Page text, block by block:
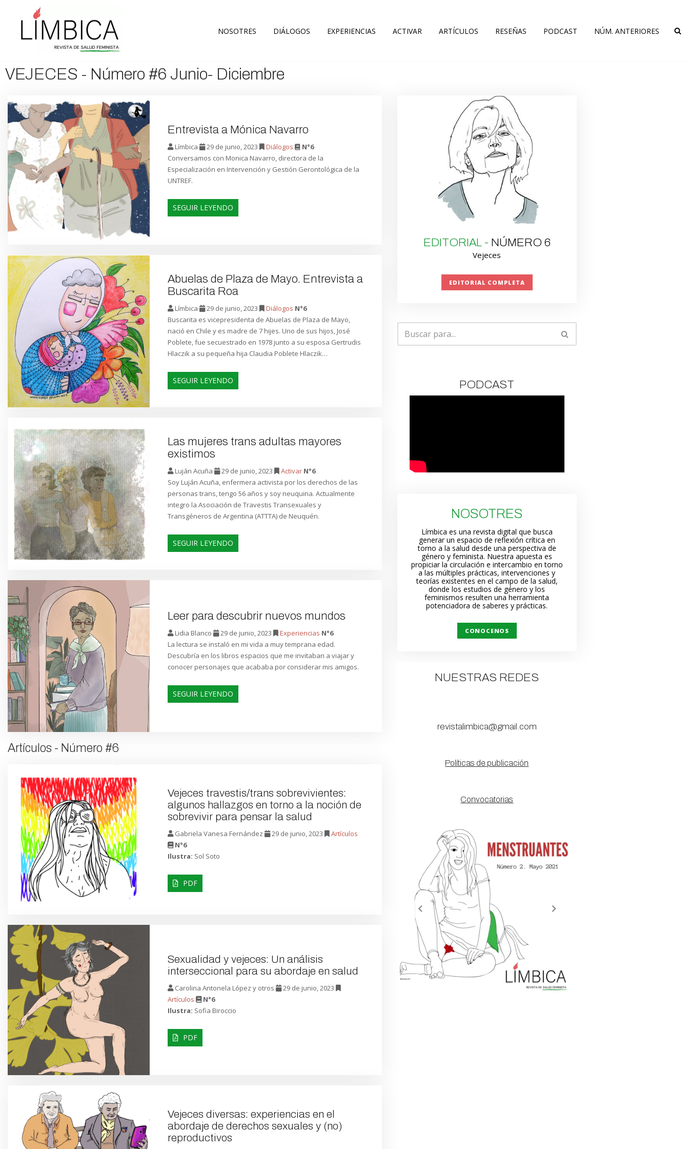
NOSOTRES DIÁLOGOS EXPERIENCIAS ACTIVAR ARTÍCULOS RESEÑAS PODCAST NÚM. ANTERIORES
VEJECES - Número #6 Junio- Diciembre
Entrevista a Mónica Navarro
Límbica 29 de junio, 2023 Diálogos
N°6
Conversamos con Monica Navarro, directora de la
Especialización en Intervención y Gestión Gerontológica de la
UNTREF.
SEGUIR LEYENDO
Abuelas de Plaza de Mayo. Entrevista a
Buscarita Roa
Límbica 29 de junio, 2023 Diálogos N°6
Buscarita es vicepresidenta de Abuelas de Plaza de Mayo,
nació en Chile y es madre de 7 hijes. Uno de sus hijos, José
Poblete, fue secuestrado en 1978 junto a su esposa Gertrudis
Hlaczik a su pequeña hija Claudia Poblete Hlaczik…
SEGUIR LEYENDO
Las mujeres trans adultas mayores
existimos
Luján Acuña 29 de junio, 2023 Activar N°6
Soy Luján Acuña, enfermera activista por los derechos de las
personas trans, tengo 56 años y soy neuquina. Actualmente
integro la Asociación de Travestis Transexuales y
Transgéneros de Argentina (ATTTA) de Neuquén.
SEGUIR LEYENDO
Leer para descubrir nuevos mundos
Lidia Blanco 29 de junio, 2023 Experiencias N°6
La lectura se instaló en mi vida a muy temprana edad.
Descubría en los libros espacios que me invitaban a viajar y
conocer personajes que acababa por considerar mis amigos.
SEGUIR LEYENDO
Artículos - Número #6
Vejeces travestis/trans sobrevivientes:
algunos hallazgos en torno a la noción de
sobrevivir para pensar la salud
Gabriela Vanesa Fernández 29 de junio, 2023
Artículos
N°6
Ilustra: Sol Soto
PDF
Sexualidad y vejeces: Un análisis
interseccional para su abordaje en salud
Carolina Antonela López y otros
29 de junio, 2023
Artículos
N°6
Ilustra: Sofia Biroccio
PDF
Vejeces diversas: experiencias en el
abordaje de derechos sexuales y (no)
reproductivos
EDITORIAL - NÚMERO 6
Vejeces
EDITORIAL COMPLETA
PODCAST
NOSOTRES
Límbica es una revista digital que busca
generar un espacio de reflexión crítica en
torno a la salud desde una perspectiva de
género y feminista. Nuestra apuesta es
propiciar la circulación e intercambio en torno
a las múltiples prácticas, intervenciones y
teorías existentes en el campo de la salud,
donde los estudios de género y los
feminismos resulten una herramienta
potenciadora de saberes y prácticas.
CONOCENOS
NUESTRAS REDES
revistalimbica@gmail.com
Políticas de publicación
Convocatorias